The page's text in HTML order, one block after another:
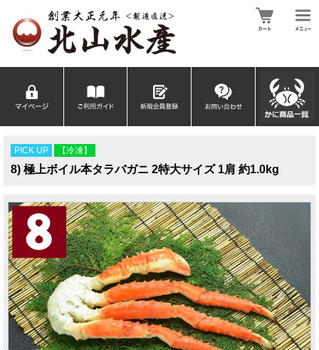
PICK UP 【冷凍】
8) 極上ボイル本タラバガニ 2特大サイズ 1肩 約1.0kg